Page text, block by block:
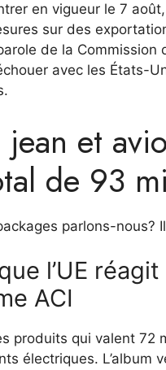
en vigueur le 7
sur des
de la Commission
avec les États-
jean et
de 93
parlons-nous?
l’UE
ACI
produits qui valent 72
électriques. L’album